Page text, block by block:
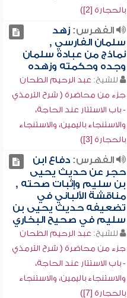
بالحجارة [2])
الفهرس:زهد
سلمان الفارسي ,
نماذج من عبادة سلمان
وجده وحكمته وزهده
للشيخ: عبد الرحيم الطحان
جزء من محاضرة ( شرح الترمذي
- باب الاستتار عند الحاجة،
والاستنجاء باليمين، والاستنجاء
بالحجارة [3])
الفهرس:دفاع ابن
حجر عن حديث يحيى
بن سليم وإثبات صحته ,
مناقشة الألباني في
تضعيفه حديث يحيى بن
سليم في صحيح البخاري
للشيخ: عبد الرحيم الطحان
جزء من محاضرة ( شرح الترمذي
- باب الاستتار عند الحاجة،
والاستنجاء باليمين، والاستنجاء
بالحجارة [7])